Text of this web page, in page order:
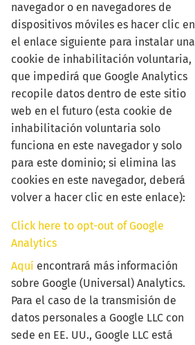
navegador o en navegadores de
dispositivos móviles es hacer clic en
el enlace siguiente para instalar una
cookie de inhabilitación voluntaria,
que impedirá que Google Analytics
recopile datos dentro de este sitio
web en el futuro (esta cookie de
inhabilitación voluntaria solo
funciona en este navegador y solo
para este dominio; si elimina las
cookies en este navegador, deberá
volver a hacer clic en este enlace):
Click here to opt-out of Google
Analytics
Aquí encontrará más información
sobre Google (Universal) Analytics.
Para el caso de la transmisión de
datos personales a Google LLC con
sede en EE. UU., Google LLC está